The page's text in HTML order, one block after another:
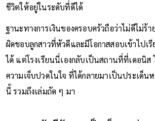
ชีวิตให้อยู่ในระดับที่ดีได้
ฐานะทางการเงินของครอบครัวถือว่าไม่ดีไม่ร้
ผิดชอบลูกสาวที่หัวดีและมีโอกาสสอบเข้าไปเรี
ได้ แต่โรงเรียนนี่เองกลับเป็นสถานที่ที่เดอนิส
ความเจ็บปวดในใจ ที่ได้กลายมาเป็นประเด็น
นี้ รวมถึงเล่มถัด ๆ มา